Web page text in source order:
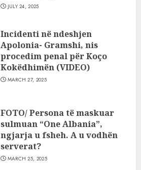
JULY 24, 2025
Incidenti në ndeshjen
Apolonia- Gramshi, nis
procedim penal për Koço
Kokëdhimën (VIDEO)
MARCH 27, 2025
FOTO/ Persona të maskuar
sulmuan “One Albania”,
ngjarja u fsheh. A u vodhën
serverat?
MARCH 25, 2025